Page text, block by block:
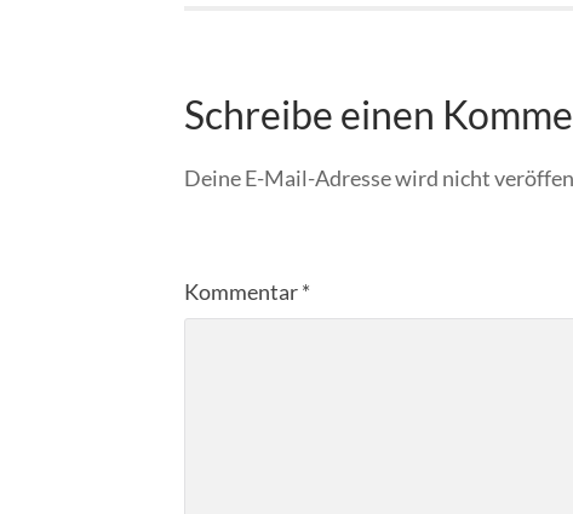
Schreibe einen
Deine E-Mail-Adresse wird nicht
Kommentar*